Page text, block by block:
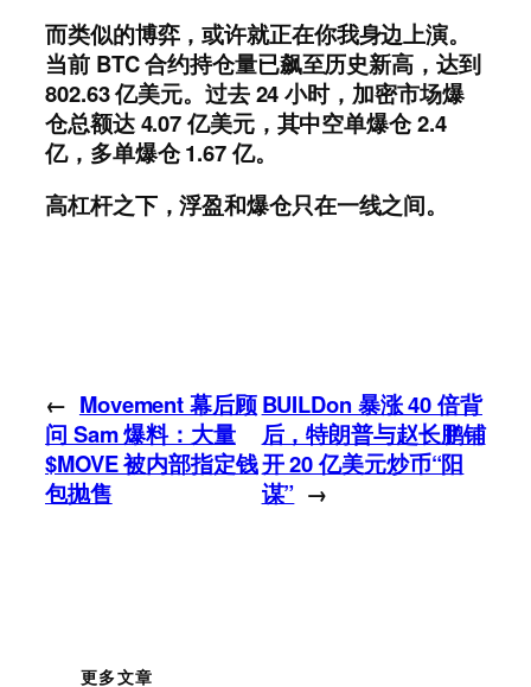
而类似的博弈，或许就正在你我身边上演。
当前 BTC 合约持仓量已飙至历史新高，达到
802.63 亿美元。过去 24 小时，加密市场爆
仓总额达 4.07 亿美元，其中空单爆仓 2.4
亿，多单爆仓 1.67 亿。
高杠杆之下，浮盈和爆仓只在一线之间。
← Movement 幕后顾
问 Sam 爆料：大量
$MOVE 被内部指定钱
包抛售
BUILDon 暴涨 40 倍背
后，特朗普与赵长鹏铺
开 20 亿美元炒币“阳
谋” →
更多文章